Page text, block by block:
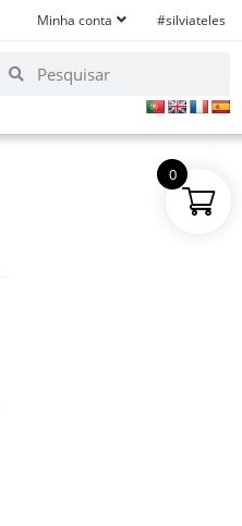
Minha conta #silviateles
0